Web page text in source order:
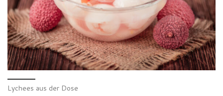
Lychees aus der Dose